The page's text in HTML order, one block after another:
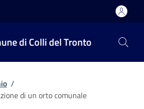
di Colli del Tronto
/
di un orto comunale